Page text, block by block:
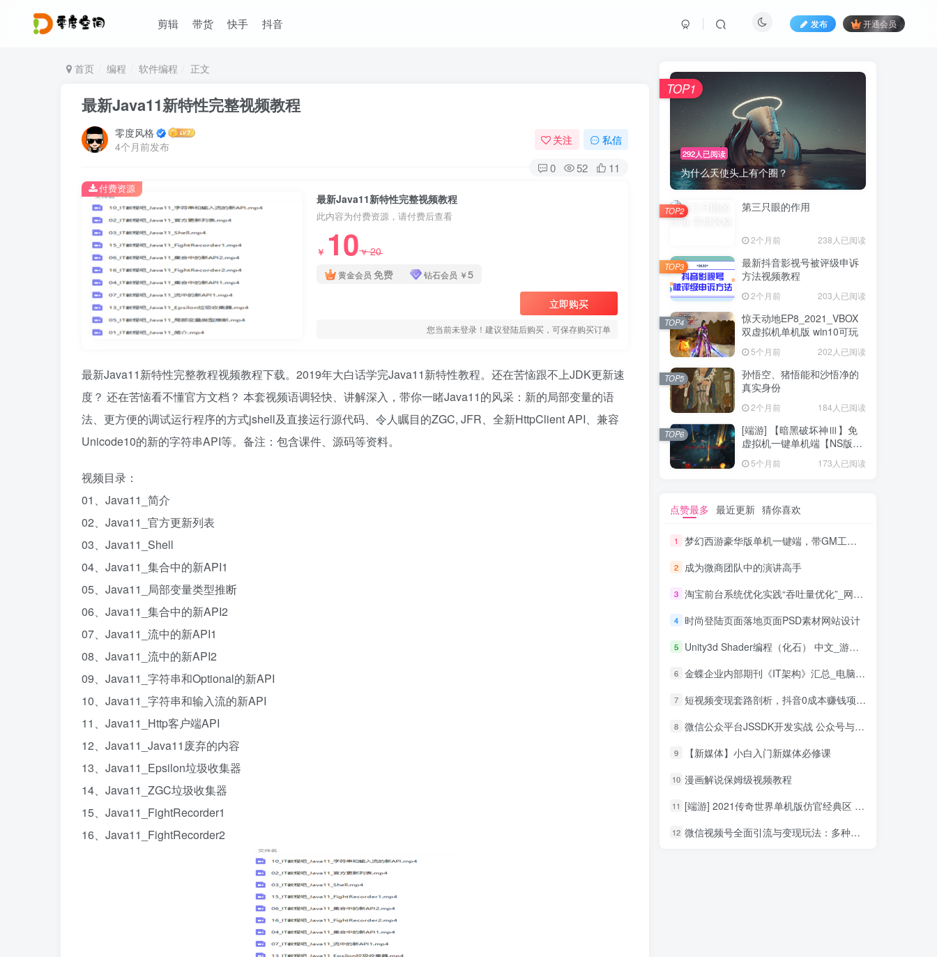
剪辑 带货 快手 抖音 发布 开通会员
首页 编程 软件编程 正文
最新Java11新特性完整视频教程
零度风格
4个月前发布
关注 私信
0 52 11
最新Java11新特性完整视频教程
此内容为付费资源，请付费后查看
￥ 10￥20
黄金会员 免费 钻石会员 ￥5
立即购买
您当前未登录！建议登陆后购买，可保存购买订单
付费资源
最新Java11新特性完整教程视频教程下载。2019年大白话学完Java11新特性教程。还在苦恼跟不上JDK更新速
度？ 还在苦恼看不懂官方文档？ 本套视频语调轻快、讲解深入，带你一睹Java11的风采：新的局部变量的语
法、更方便的调试运行程序的方式jshell及直接运行源代码、令人瞩目的ZGC, JFR、全新HttpClient API、兼容
Unicode10的新的字符串API等。备注：包含课件、源码等资料。
视频目录：
01、Java11_简介
02、Java11_官方更新列表
03、Java11_Shell
04、Java11_集合中的新API1
05、Java11_局部变量类型推断
06、Java11_集合中的新API2
07、Java11_流中的新API1
08、Java11_流中的新API2
09、Java11_字符串和Optional的新API
10、Java11_字符串和输入流的新API
11、Java11_Http客户端API
12、Java11_Java11废弃的内容
13、Java11_Epsilon垃圾收集器
14、Java11_ZGC垃圾收集器
15、Java11_FightRecorder1
16、Java11_FightRecorder2
292人已阅读
为什么天使头上有个圈？
TOP1
第三只眼的作用
2个月前 238人已阅读
TOP2
最新抖音影视号被评级申诉
方法视频教程
2个月前 203人已阅读
TOP3
惊天动地EP8_2021_VBOX
双虚拟机单机版 win10可玩
5个月前 202人已阅读
TOP4
孙悟空、猪悟能和沙悟净的
真实身份
2个月前 184人已阅读
TOP5
[端游] 【暗黑破坏神Ⅲ】免
虚拟机一键单机端【NS版
5个月前 173人已阅读
TOP6
点赞最多 最近更新 猜你喜欢
1 梦幻西游豪华版单机一键端，带GM工具，玩法丰富，功能齐全
2 成为微商团队中的演讲高手
3 淘宝前台系统优化实践“吞吐量优化”_网络营销教程
4 时尚登陆页面落地页面PSD素材网站设计
5 Unity3d Shader编程（化石） 中文_游戏开发教程
6 金蝶企业内部期刊《IT架构》汇总_电脑办公教程
7 短视频变现套路剖析，抖音0成本赚钱项目玩法，日入500+独家揭秘（共2节视频）
8 微信公众平台JSSDK开发实战 公众号与HTML5混合模式揭秘_新媒体运营教程
9 【新媒体】小白入门新媒体必修课
10 漫画解说保姆级视频教程
11 [端游] 2021传奇世界单机版仿官经典区 单机PC传世 可单机局域网
12 微信视频号全面引流与变现玩法：多种盈利模式月入过万